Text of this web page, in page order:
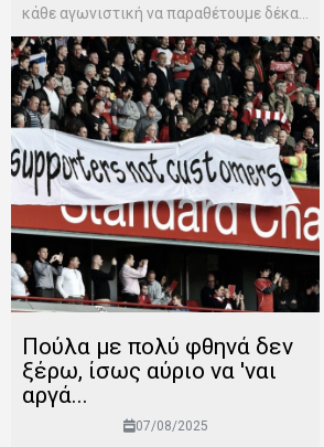
κάθε αγωνιστική να παραθέτουμε δέκα...
Πούλα με πολύ φθηνά δεν
ξέρω, ίσως αύριο να 'ναι
αργά...
07/08/2025